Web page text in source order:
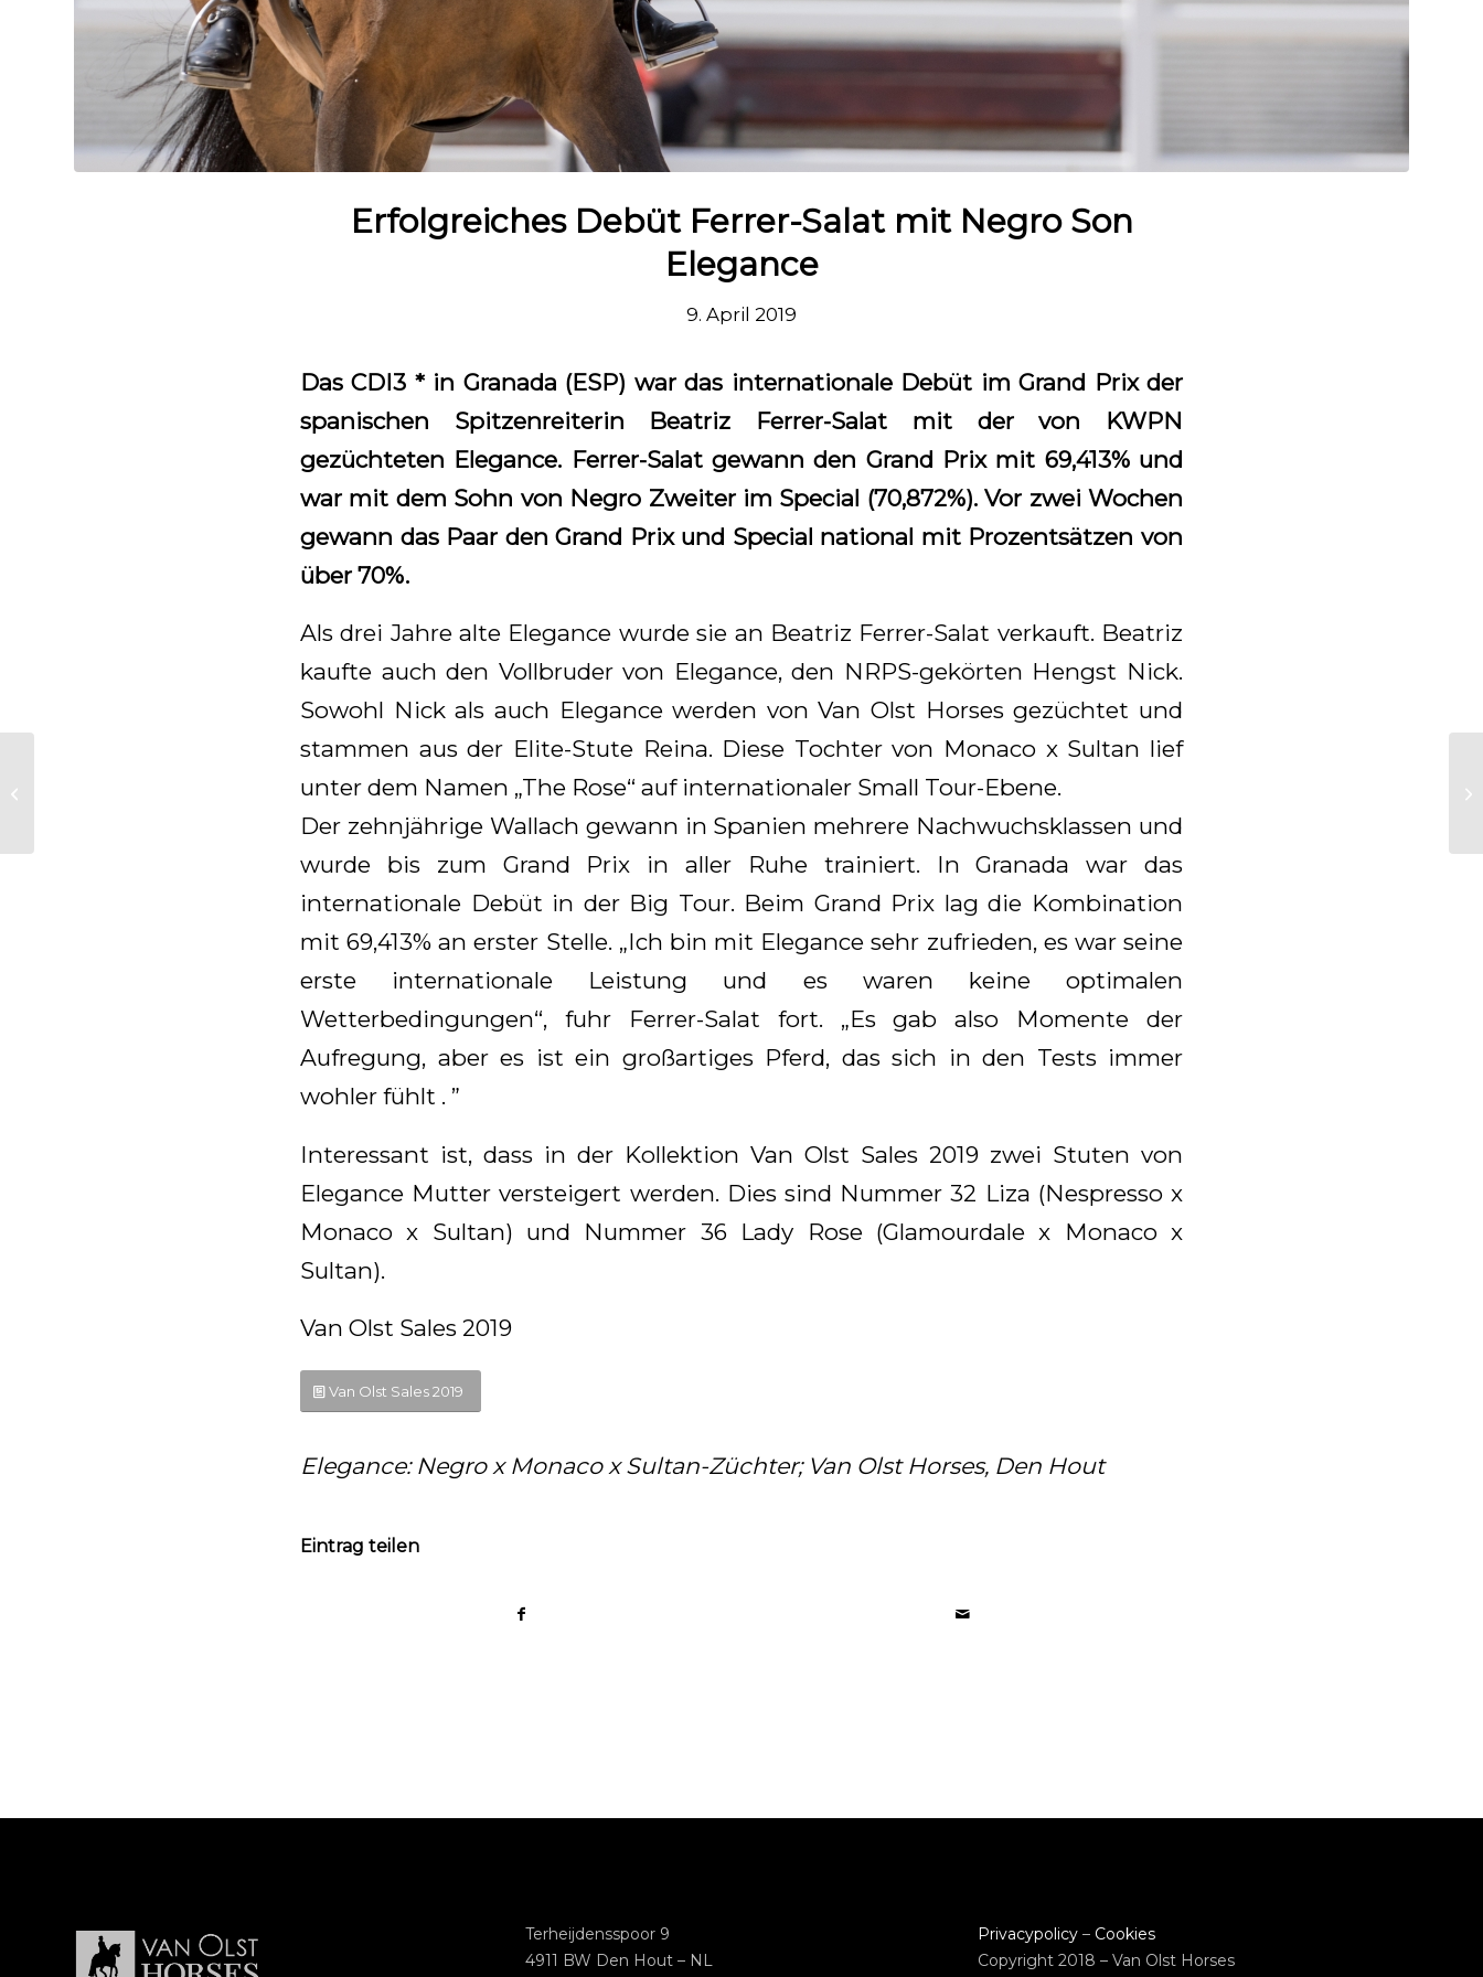
Erfolgreiches Debüt Ferrer-Salat mit Negro Son
Elegance
9. April 2019
Das CDI3 * in Granada (ESP) war das internationale Debüt im Grand Prix der
spanischen Spitzenreiterin Beatriz Ferrer-Salat mit der von KWPN
gezüchteten Elegance. Ferrer-Salat gewann den Grand Prix mit 69,413% und
war mit dem Sohn von Negro Zweiter im Special (70,872%). Vor zwei Wochen
gewann das Paar den Grand Prix und Special national mit Prozentsätzen von
über 70%.
Als drei Jahre alte Elegance wurde sie an Beatriz Ferrer-Salat verkauft. Beatriz
kaufte auch den Vollbruder von Elegance, den NRPS-gekörten Hengst Nick.
Sowohl Nick als auch Elegance werden von Van Olst Horses gezüchtet und
stammen aus der Elite-Stute Reina. Diese Tochter von Monaco x Sultan lief
unter dem Namen „The Rose“ auf internationaler Small Tour-Ebene.
Der zehnjährige Wallach gewann in Spanien mehrere Nachwuchsklassen und
wurde bis zum Grand Prix in aller Ruhe trainiert. In Granada war das
internationale Debüt in der Big Tour. Beim Grand Prix lag die Kombination
mit 69,413% an erster Stelle. „Ich bin mit Elegance sehr zufrieden, es war seine
erste internationale Leistung und es waren keine optimalen
Wetterbedingungen“, fuhr Ferrer-Salat fort. „Es gab also Momente der
Aufregung, aber es ist ein großartiges Pferd, das sich in den Tests immer
wohler fühlt . ”
Interessant ist, dass in der Kollektion Van Olst Sales 2019 zwei Stuten von
Elegance Mutter versteigert werden. Dies sind Nummer 32 Liza (Nespresso x
Monaco x Sultan) und Nummer 36 Lady Rose (Glamourdale x Monaco x
Sultan).
Van Olst Sales 2019
Van Olst Sales 2019
Elegance: Negro x Monaco x Sultan-Züchter; Van Olst Horses, Den Hout
Eintrag teilen
Terheijdensspoor 9
4911 BW Den Hout – NL
Privacypolicy– Cookies
Copyright 2018 – Van Olst Horses